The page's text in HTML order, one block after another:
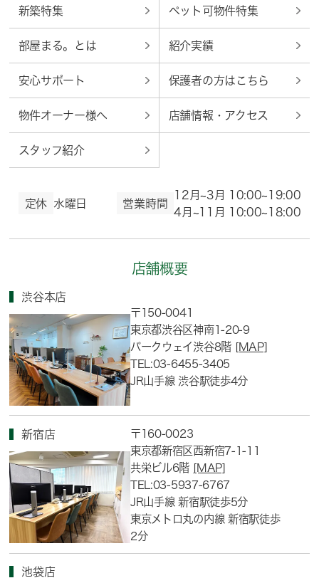
新築特集 ペット可物件特集
部屋まる。とは 紹介実績
安心サポート 保護者の方はこちら
物件オーナー様へ 店舗情報・アクセス
スタッフ紹介
定休 水曜日 営業時間
12月~3月 10:00~19:00
4月~11月 10:00~18:00
店舗概要
渋谷本店
〒150-0041
東京都渋谷区神南1-20-9
パークウェイ渋谷8階 [MAP]
TEL:03-6455-3405
JR山手線 渋谷駅徒歩4分
新宿店
〒160-0023
東京都新宿区西新宿7-1-11
共栄ビル6階 [MAP]
TEL:03-5937-6767
JR山手線 新宿駅徒歩5分
東京メトロ丸の内線 新宿駅徒歩
2分
池袋店